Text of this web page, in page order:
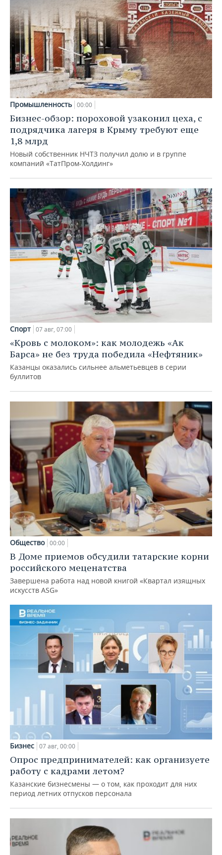
Промышленность 00:00
Бизнес-обзор: пороховой узаконил цеха, с
подрядчика лагеря в Крыму требуют еще
1,8 млрд
Новый собственник НЧТЗ получил долю и в группе
компаний «ТатПром-Холдинг»
Спорт 07 авг, 07:00
«Кровь с молоком»: как молодежь «Ак
Барса» не без труда победила «Нефтяник»
Казанцы оказались сильнее альметьевцев в серии
буллитов
Общество 00:00
В Доме приемов обсудили татарские корни
российского меценатства
Завершена работа над новой книгой «Квартал изящных
искусств ASG»
Бизнес 07 авг, 00:00
Опрос предпринимателей: как организуете
работу с кадрами летом?
Казанские бизнесмены — о том, как проходит для них
период летних отпусков персонала